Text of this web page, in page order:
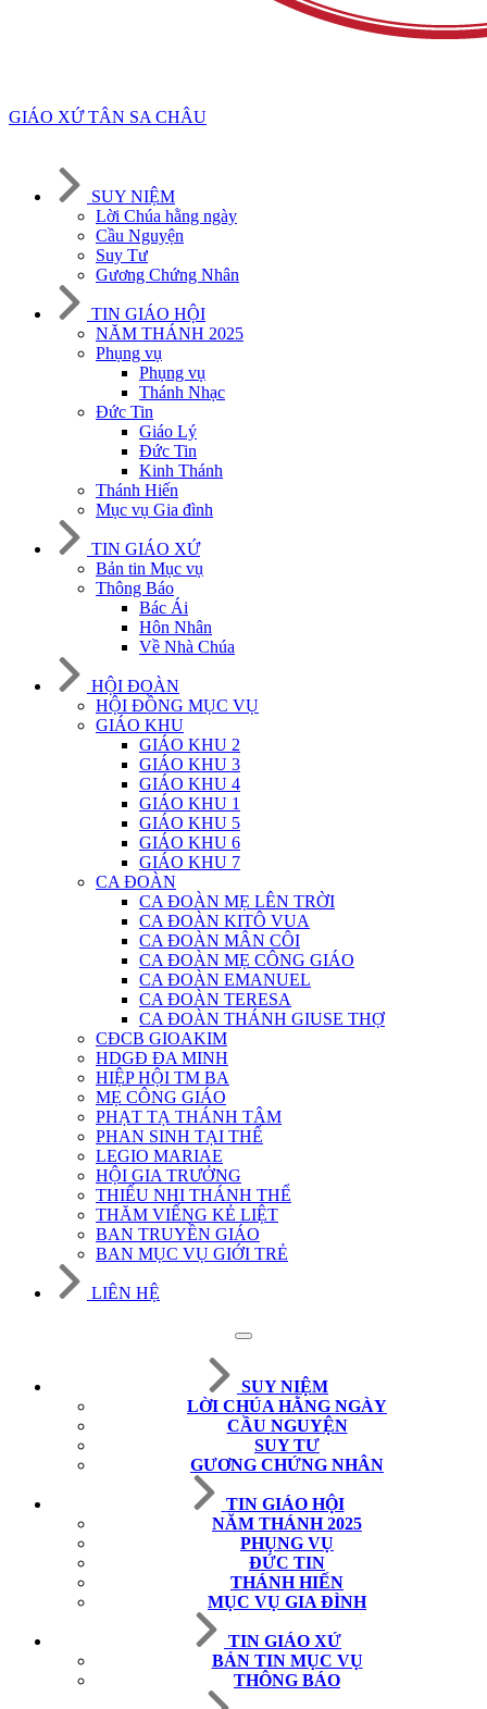
GIÁO XỨ TÂN SA CHÂU
SUY NIỆM
Lời Chúa hằng ngày
Cầu Nguyện
Suy Tư
Gương Chứng Nhân
TIN GIÁO HỘI
NĂM THÁNH 2025
Phụng vụ
Phụng vụ
Thánh Nhạc
Đức Tin
Giáo Lý
Đức Tin
Kinh Thánh
Thánh Hiến
Mục vụ Gia đình
TIN GIÁO XỨ
Bản tin Mục vụ
Thông Báo
Bác Ái
Hôn Nhân
Về Nhà Chúa
HỘI ĐOÀN
HỘI ĐỒNG MỤC VỤ
GIÁO KHU
GIÁO KHU 2
GIÁO KHU 3
GIÁO KHU 4
GIÁO KHU 1
GIÁO KHU 5
GIÁO KHU 6
GIÁO KHU 7
CA ĐOÀN
CA ĐOÀN MẸ LÊN TRỜI
CA ĐOÀN KITÔ VUA
CA ĐOÀN MÂN CÔI
CA ĐOÀN MẸ CÔNG GIÁO
CA ĐOÀN EMANUEL
CA ĐOÀN TERESA
CA ĐOÀN THÁNH GIUSE THỢ
CĐCB GIOAKIM
HDGĐ ĐA MINH
HIỆP HỘI TM BA
MẸ CÔNG GIÁO
PHẠT TẠ THÁNH TÂM
PHAN SINH TẠI THẾ
LEGIO MARIAE
HỘI GIA TRƯỞNG
THIẾU NHI THÁNH THỂ
THĂM VIẾNG KẺ LIỆT
BAN TRUYỀN GIÁO
BAN MỤC VỤ GIỚI TRẺ
LIÊN HỆ
SUY NIỆM
LỜI CHÚA HẰNG NGÀY
CẦU NGUYỆN
SUY TƯ
GƯƠNG CHỨNG NHÂN
TIN GIÁO HỘI
NĂM THÁNH 2025
PHỤNG VỤ
ĐỨC TIN
THÁNH HIẾN
MỤC VỤ GIA ĐÌNH
TIN GIÁO XỨ
BẢN TIN MỤC VỤ
THÔNG BÁO